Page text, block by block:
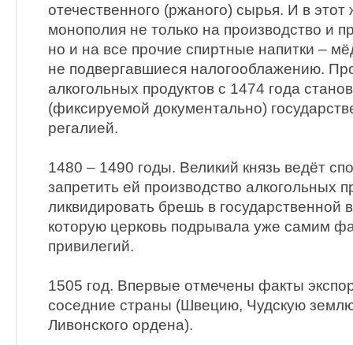
отечественного (ржаного) сырья. И в
монополия не только на производство и
но и на все прочие спиртные напитки –
не подвергавшиеся налогооблажению.
алкогольных продуктов с 1474 года
(фиксируемой документально)
регалией.
1480 – 1490 годы. Великий князь ведёт
запретить ей производство алкогольных
ликвидировать брешь в государственной
которую церковь подрывала уже самим
привилегий.
1505 год. Впервые отмечены факты
соседние страны (Швецию, Чудскую
Ливонского ордена).